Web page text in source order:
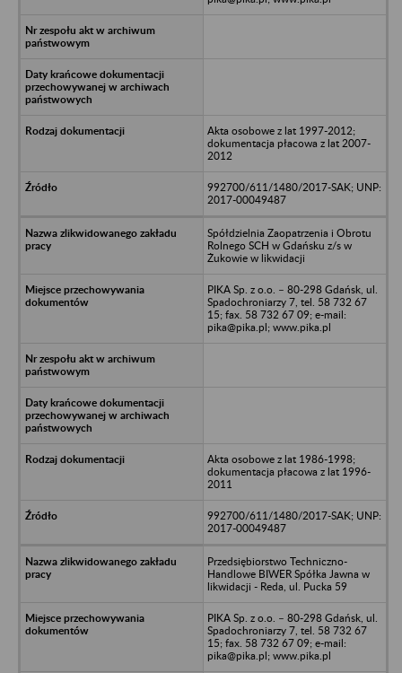
Akta osobowe z lat 1997-2012;
dokumentacja płacowa z lat 2007-
2012
992700/611/1480/2017-SAK; UNP:
2017-00049487
Spółdzielnia Zaopatrzenia i Obrotu
Rolnego SCH w Gdańsku z/s w
Żukowie w likwidacji
PIKA Sp. z o.o. – 80-298 Gdańsk, ul.
Spadochroniarzy 7, tel. 58 732 67
15; fax. 58 732 67 09; e-mail:
pika@pika.pl; www.pika.pl
Akta osobowe z lat 1986-1998;
dokumentacja płacowa z lat 1996-
2011
992700/611/1480/2017-SAK; UNP:
2017-00049487
Przedsiębiorstwo Techniczno-
Handlowe BIWER Spółka Jawna w
likwidacji - Reda, ul. Pucka 59
PIKA Sp. z o.o. – 80-298 Gdańsk, ul.
Spadochroniarzy 7, tel. 58 732 67
15; fax. 58 732 67 09; e-mail:
pika@pika.pl; www.pika.pl